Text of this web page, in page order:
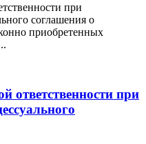
при
соглашения о
приобретенных
ответственности при